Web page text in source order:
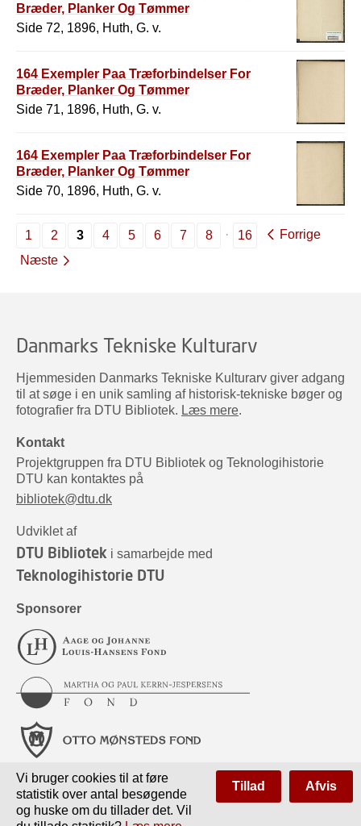
Bræder, Planker Og Tømmer
Side 72, 1896, Huth, G. v.
164 Exempler Paa Træforbindelser For
Bræder, Planker Og Tømmer
Side 71, 1896, Huth, G. v.
164 Exempler Paa Træforbindelser For
Bræder, Planker Og Tømmer
Side 70, 1896, Huth, G. v.
1 2 3 4 5 6 7 8 16
Forrige
Næste
Danmarks Tekniske Kulturarv
Hjemmesiden Danmarks Tekniske Kulturarv giver adgang
til at søge i en unik samling af historisk-tekniske bøger og
fotografier fra DTU Bibliotek. Læs mere.
Kontakt
Projektgruppen fra DTU Bibliotek og Teknologihistorie
DTU kan kontaktes på
bibliotek@dtu.dk
Udviklet af
DTU Bibliotek i samarbejde med
Teknologihistorie DTU
Sponsorer
Vi bruger cookies til at føre
statistik over antal besøgende
og huske om du tillader det. Vil
Tillad Afvis